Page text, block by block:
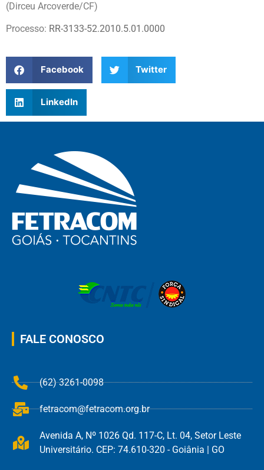
(Dirceu Arcoverde/CF)
Processo: RR-3133-52.2010.5.01.0000
Facebook Twitter
LinkedIn
FALE CONOSCO
(62) 3261-0098
fetracom@fetracom.org.br
Avenida A, Nº 1026 Qd. 117-C, Lt. 04, Setor Leste
Universitário. CEP: 74.610-320 - Goiânia | GO